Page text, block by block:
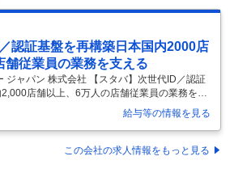
認証基盤を再構築日本国内2000店
舗従業員の業務を支える
ジャパン 株式会社 【スタバ】次世代ID／認証
店舗以上、6万人の店舗従業員の業務を支
バ】次世代ID／認証基盤を再構築◆日本国内2,
舗従業員の業務を支える 【具体的な仕事内
ルな視点で全社の業務改革をリード～ ■職務
内のあらゆるテクノロジーサービスを支える次
給与等の情報を見る
この会社の求人情報をもっと見る